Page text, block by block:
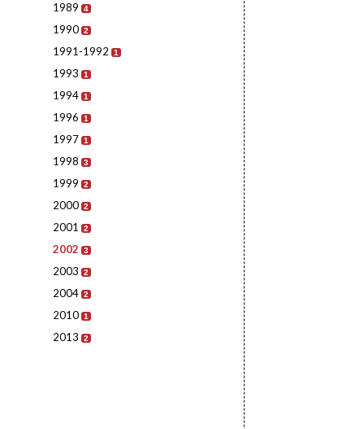
1989 4
1990 2
1991-1992 1
1993 1
1994 1
1996 1
1997 1
1998 3
1999 2
2000 2
2001 2
2002 3
2003 2
2004 2
2010 1
2013 2